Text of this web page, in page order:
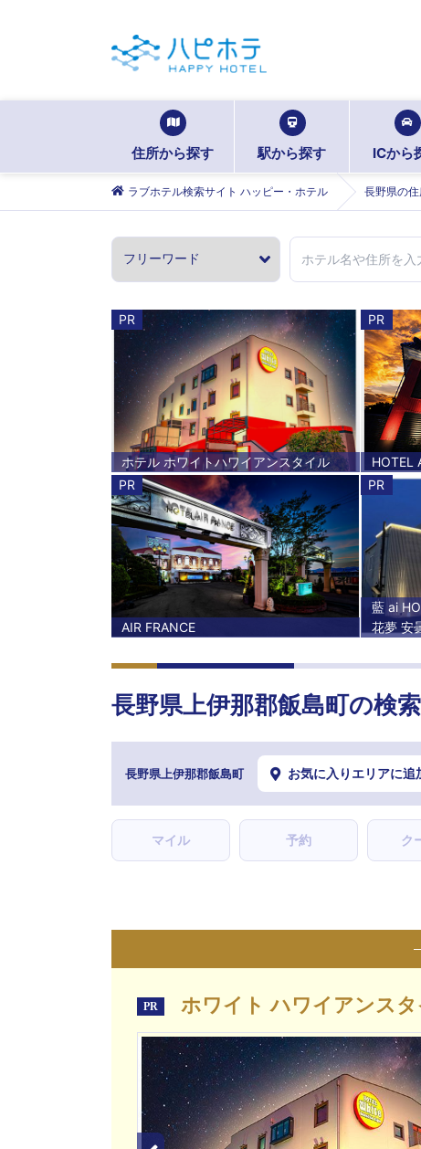
住所から探す 駅から探す ICから
ラブホテル検索サイト ハッピー・ホテル 長野県の
PR
ホテル ホワイトハワイアンスタイル
PR
HOTEL
PR
AIR FRANCE
PR
藍 ai
花夢 安
長野県上伊那郡飯島町の検
長野県上伊那郡飯島町 お気に入りエリアに追
マイル 予約 ク
PR ホワイト ハワイアンス